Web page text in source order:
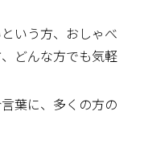
いう方、おしゃべ
どんな方でも気軽
葉に、多くの方の